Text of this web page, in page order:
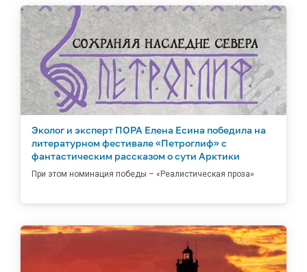
Эколог и эксперт ПОРА Елена Есина победила на
литературном фестивале «Петроглиф» с
фантастическим рассказом о сути Арктики
При этом номинация победы – «Реалистическая проза»